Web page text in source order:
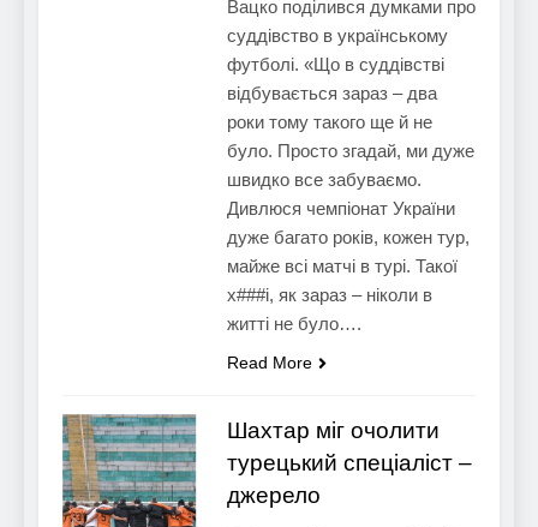
Вацко поділився думками про
суддівство в українському
футболі. «Що в суддівстві
відбувається зараз – два
роки тому такого ще й не
було. Просто згадай, ми дуже
швидко все забуваємо.
Дивлюся чемпіонат України
дуже багато років, кожен тур,
майже всі матчі в турі. Такої
х###і, як зараз – ніколи в
житті не було….
Read More
Шахтар міг очолити
турецький спеціаліст –
джерело